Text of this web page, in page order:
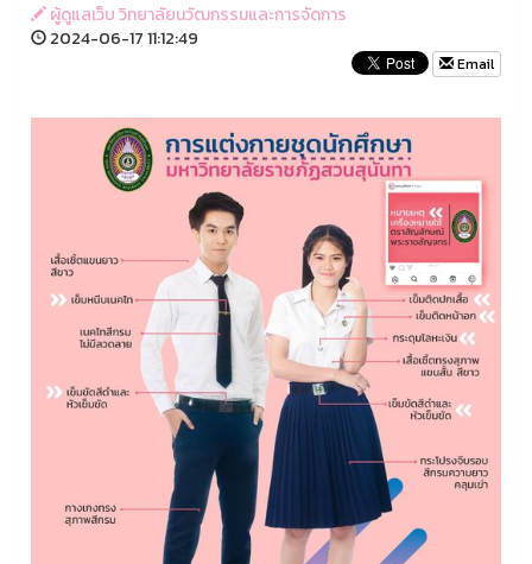
ผู้ดูแลเว็บ วิทยาลัยนวัฒกรรมและการจัดการ
2024-06-17 11:12:49
Email